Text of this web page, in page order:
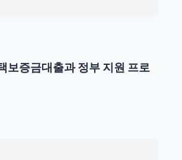
보증금대출과 정부 지원 프로